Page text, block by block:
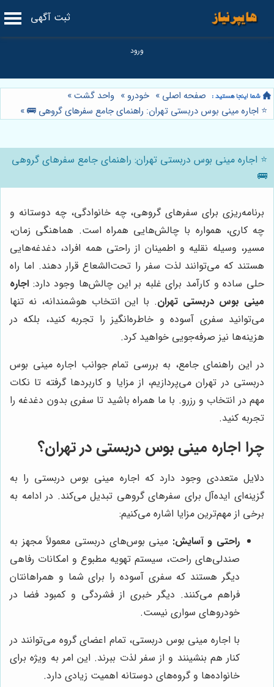
ثبت آگهی
صفحه اصلی » خودرو » واحد گشت»
⭐️ اجاره مینی بوس دربستی تهران: راهنمای جامع سفرهای گروهی 🚌»
⭐️ اجاره مینی بوس دربستی تهران: راهنمای جامع سفرهای گروهی
🚌
برنامه‌ریزی برای سفرهای گروهی، چه خانوادگی، چه دوستانه و
چه کاری، همواره با چالش‌هایی همراه است. هماهنگی زمان،
مسیر، وسیله نقلیه و اطمینان از راحتی همه افراد، دغدغه‌هایی
هستند که می‌توانند لذت سفر را تحت‌الشعاع قرار دهند. اما راه
حلی ساده و کارآمد برای غلبه بر این چالش‌ها وجود دارد: اجاره
مینی بوس دربستی تهران. با این انتخاب هوشمندانه، نه تنها
می‌توانید سفری آسوده و خاطره‌انگیز را تجربه کنید، بلکه در
هزینه‌ها نیز صرفه‌جویی خواهید کرد.
در این راهنمای جامع، به بررسی تمام جوانب اجاره مینی بوس
دربستی در تهران می‌پردازیم، از مزایا و کاربردها گرفته تا نکات
مهم در انتخاب و رزرو. با ما همراه باشید تا سفری بدون دغدغه را
تجربه کنید.
چرا اجاره مینی بوس دربستی در تهران؟
دلایل متعددی وجود دارد که اجاره مینی بوس دربستی را به
گزینه‌ای ایده‌آل برای سفرهای گروهی تبدیل می‌کند. در ادامه به
برخی از مهم‌ترین مزایا اشاره می‌کنیم:
راحتی و آسایش: مینی بوس‌های دربستی معمولاً مجهز به
صندلی‌های راحت، سیستم تهویه مطبوع و امکانات رفاهی
دیگر هستند که سفری آسوده را برای شما و همراهانتان
فراهم می‌کنند. دیگر خبری از فشردگی و کمبود فضا در
خودروهای سواری نیست.
با اجاره مینی بوس دربستی، تمام اعضای گروه می‌توانند در
کنار هم بنشینند و از سفر لذت ببرند. این امر به ویژه برای
خانواده‌ها و گروه‌های دوستانه اهمیت زیادی دارد.